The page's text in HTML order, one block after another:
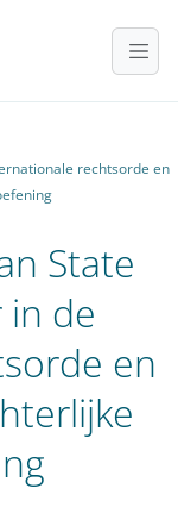
rechtsorde en
State
de
en